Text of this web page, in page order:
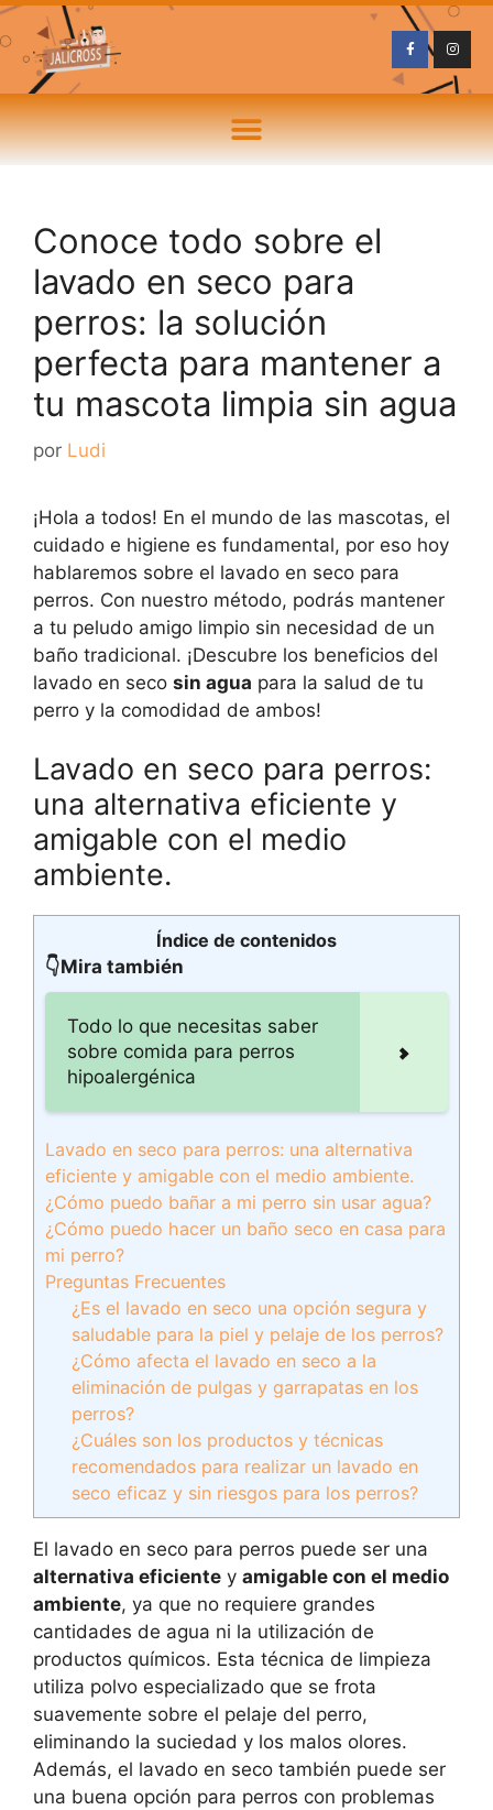
Conoce todo sobre el
lavado en seco para
perros: la solución
perfecta para mantener a
tu mascota limpia sin agua
por Ludi
¡Hola a todos! En el mundo de las mascotas, el
cuidado e higiene es fundamental, por eso hoy
hablaremos sobre el lavado en seco para
perros. Con nuestro método, podrás mantener
a tu peludo amigo limpio sin necesidad de un
baño tradicional. ¡Descubre los beneficios del
lavado en seco sin agua para la salud de tu
perro y la comodidad de ambos!
Lavado en seco para perros:
una alternativa eficiente y
amigable con el medio
ambiente.
Índice de contenidos
👇Mira también
Todo lo que necesitas saber
sobre comida para perros
hipoalergénica
Lavado en seco para perros: una alternativa
eficiente y amigable con el medio ambiente.
¿Cómo puedo bañar a mi perro sin usar agua?
¿Cómo puedo hacer un baño seco en casa para
mi perro?
Preguntas Frecuentes
¿Es el lavado en seco una opción segura y
saludable para la piel y pelaje de los perros?
¿Cómo afecta el lavado en seco a la
eliminación de pulgas y garrapatas en los
perros?
¿Cuáles son los productos y técnicas
recomendados para realizar un lavado en
seco eficaz y sin riesgos para los perros?
El lavado en seco para perros puede ser una
alternativa eficiente y amigable con el medio
ambiente, ya que no requiere grandes
cantidades de agua ni la utilización de
productos químicos. Esta técnica de limpieza
utiliza polvo especializado que se frota
suavemente sobre el pelaje del perro,
eliminando la suciedad y los malos olores.
Además, el lavado en seco también puede ser
una buena opción para perros con problemas